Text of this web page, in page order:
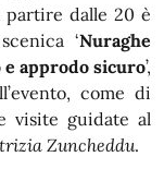
partire dalle 20 è
‘Nuraghe
e approdo sicuro’,
come di
visite guidate al
Zuncheddu.